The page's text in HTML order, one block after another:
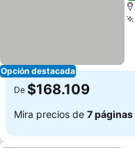
Opción destacada
De $168.109
Mira precios de 7 páginas